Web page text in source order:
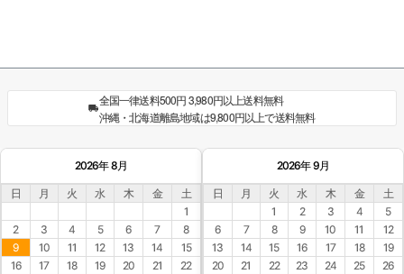
全国一律送料500円 3,980円以上送料無料
沖縄・北海道離島地域は9,800円以上で送料無料
2026年 8月
日 月 火 水 木 金
土
1
2
3 4 5 6 7
8
9
10 11 12 13 14
15
16
17 18 19 20 21
22
2026年 9月
日 月 火 水 木 金
土
1
2 3 4
5
6
7 8 9 10 11
12
13
14 15 16 17 18
19
20
21 22 23 24 25
26